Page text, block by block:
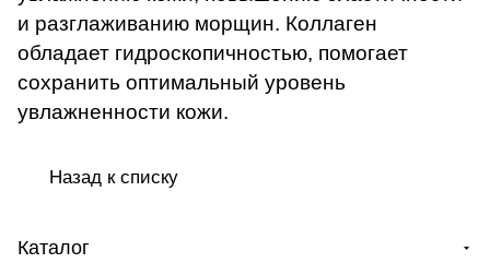
и разглаживанию морщин. Коллаген
обладает гидроскопичностью, помогает
сохранить оптимальный уровень
увлажненности кожи.
Назад к списку
Каталог